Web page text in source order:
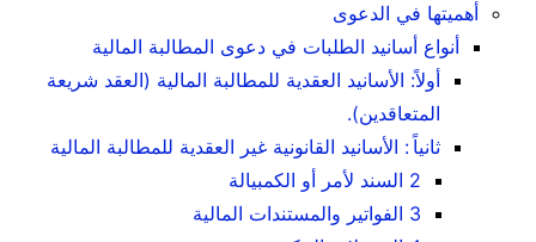
أهميتها في الدعوى
أنواع أسانيد الطلبات في دعوى المطالبة المالية
أولاً: الأسانيد العقدية للمطالبة المالية (العقد شريعة
المتعاقدين).
ثانياً : الأسانيد القانونية غير العقدية للمطالبة المالية
2 السند لأمر أو الكمبيالة
3 الفواتير والمستندات المالية